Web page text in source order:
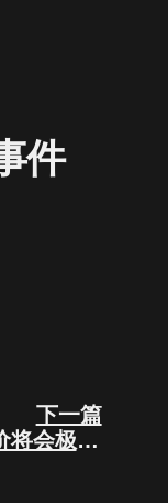
件
下一篇
比特币价将会极速翻倍！